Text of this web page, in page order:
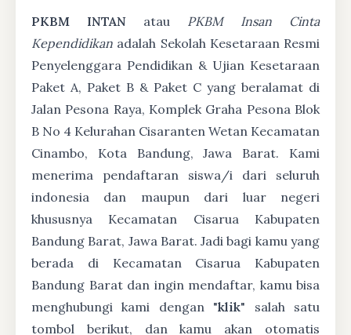
PKBM INTAN atau PKBM Insan Cinta
Kependidikan adalah Sekolah Kesetaraan Resmi
Penyelenggara Pendidikan & Ujian Kesetaraan
Paket A, Paket B & Paket C yang beralamat di
Jalan Pesona Raya, Komplek Graha Pesona Blok
B No 4 Kelurahan Cisaranten Wetan Kecamatan
Cinambo, Kota Bandung, Jawa Barat. Kami
menerima pendaftaran siswa/i dari seluruh
indonesia dan maupun dari luar negeri
khususnya Kecamatan Cisarua Kabupaten
Bandung Barat, Jawa Barat. Jadi bagi kamu yang
berada di Kecamatan Cisarua Kabupaten
Bandung Barat dan ingin mendaftar, kamu bisa
menghubungi kami dengan "klik" salah satu
tombol berikut, dan kamu akan otomatis